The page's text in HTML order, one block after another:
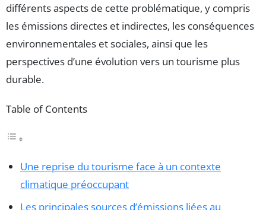
différents aspects de cette problématique, y compris
les émissions directes et indirectes, les conséquences
environnementales et sociales, ainsi que les
perspectives d’une évolution vers un tourisme plus
durable.
Table of Contents
Une reprise du tourisme face à un contexte
climatique préoccupant
Les principales sources d’émissions liées au